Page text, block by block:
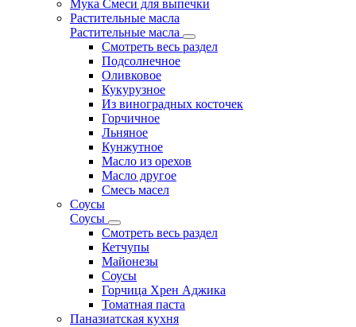
Мука Смеси для выпечки
Растительные масла
Растительные масла
Смотреть весь раздел
Подсолнечное
Оливковое
Кукурузное
Из виноградных косточек
Горчичное
Льняное
Кунжутное
Масло из орехов
Масло другое
Смесь масел
Соусы
Соусы
Смотреть весь раздел
Кетчупы
Майонезы
Соусы
Горчица Хрен Аджика
Томатная паста
Паназиатская кухня